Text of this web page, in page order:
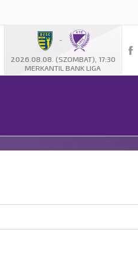
-
2026.08.08. (SZOMBAT), 17:30
MERKANTIL BANK LIGA